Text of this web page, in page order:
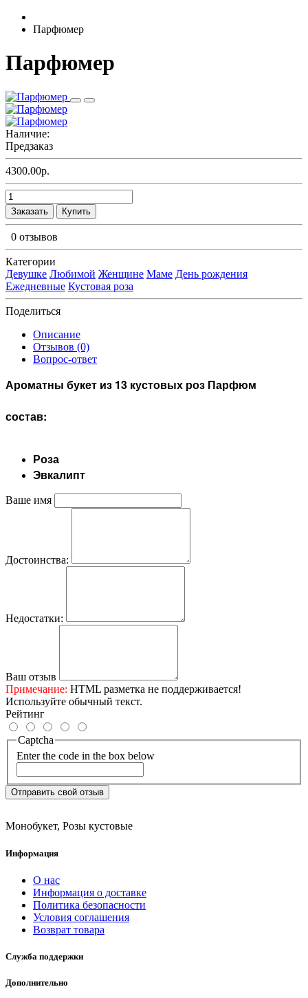
Парфюмер
Парфюмер
Наличие:
Предзаказ
4300.00р.
Заказать Купить
0 отзывов
Категории
Девушке Любимой Женщине Маме День рождения
Ежедневные Кустовая роза
Поделиться
Описание
Отзывов (0)
Вопрос-ответ
Ароматны букет из 13 кустовых роз Парфюм
состав:
Роза
Эвкалипт
Ваше имя
Достоинства:
Недостатки:
Ваш отзыв
Примечание: HTML разметка не поддерживается!
Используйте обычный текст.
Рейтинг
Captcha
Enter the code in the box below
Отправить свой отзыв
Монобукет, Розы кустовые
Информация
О нас
Информация о доставке
Политика безопасности
Условия соглашения
Возврат товара
Служба поддержки
Дополнительно